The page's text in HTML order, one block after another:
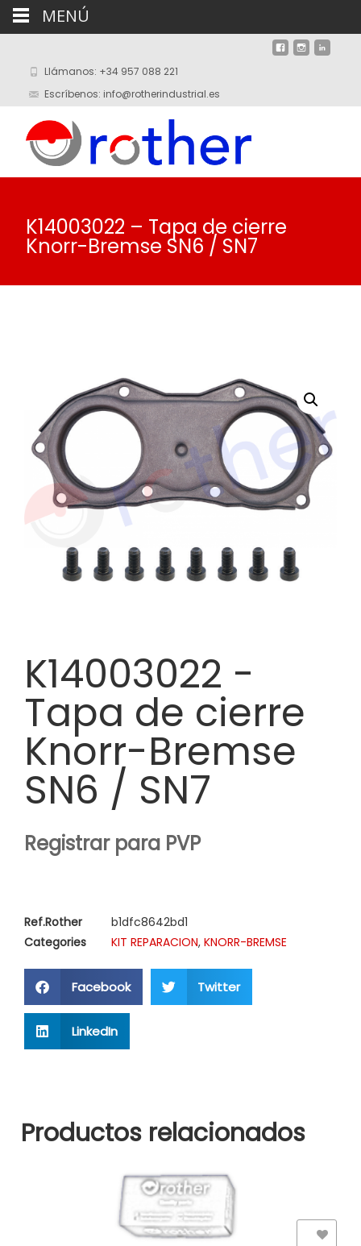
Llámanos: +34 957 088 221
Escríbenos: info@rotherindustrial.es
K14003022 – Tapa de cierre
Knorr-Bremse SN6 / SN7
K14003022 -
Tapa de cierre
Knorr-Bremse
SN6 / SN7
Registrar para PVP
Ref.Rother
b1dfc8642bd1
Categories
KIT REPARACION, KNORR-BREMSE
Facebook Twitter
LinkedIn
Productos relacionados
Add to Wishlist
MENÚ